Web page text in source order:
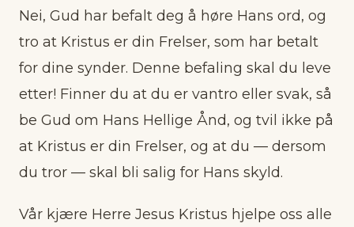
Nei, Gud har befalt deg å høre Hans ord, og
tro at Kristus er din Frelser, som har betalt
for dine synder. Denne befaling skal du leve
etter! Finner du at du er vantro eller svak, så
be Gud om Hans Hellige Ånd, og tvil ikke på
at Kristus er din Frelser, og at du — dersom
du tror — skal bli salig for Hans skyld.
Vår kjære Herre Jesus Kristus hjelpe oss alle